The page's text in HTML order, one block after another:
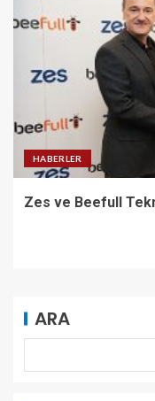
HABERLER
Zes ve Beefull
ARA